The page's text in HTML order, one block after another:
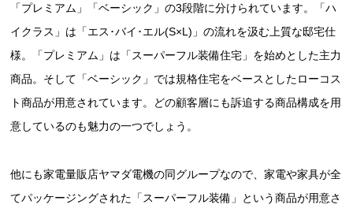
「プレミアム」「ベーシック」の3段階に分けられています。「ハ
イクラス」は「エス･バイ･エル(S×L)」の流れを汲む上質な邸宅仕
様。「プレミアム」は「スーパーフル装備住宅」を始めとした主力
商品。そして「ベーシック」では規格住宅をベースとしたローコス
ト商品が用意されています。どの顧客層にも訴追する商品構成を用
意しているのも魅力の一つでしょう。
他にも家電量販店ヤマダ電機の同グループなので、家電や家具が全
てパッケージングされた「スーパーフル装備」という商品が用意さ